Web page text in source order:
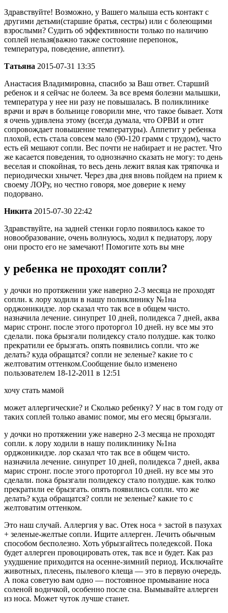
Здравствуйте! Возможно, у Вашего малыша есть контакт с
другими детьми(старшие братья, сестры) или с болеющими
взрослыми? Судить об эффективности только по наличию
соплей нельзя(важно также состояние перепонок,
температура, поведение, аппетит).
Татьяна 2015-07-31 13:35
Анастасия Владимировна, спасибо за Ваш ответ. Старший
ребенок и я сейчас не болеем. За все время болезни малышки,
температура у нее ни разу не повышалась. В поликлинике
врачи и врач в больнице говорили мне, что такое бывает. Хотя
я очень удивлена этому (всегда думала, что ОРВИ и отит
сопровождает повышение температуры). Аппетит у ребенка
плохой, есть стала совсем мало (90-120 грамм с трудом), часто
есть ей мешают сопли. Вес почти не набирает и не растет. Что
же касается поведения, то однозначно сказать не могу: то день
веселая и спокойная, то весь день лежит вялая как тряпочка и
периодически хнычет. Через два дня вновь пойдем на прием к
своему ЛОРу, но честно говоря, мое доверие к нему
подорвано.
Никита 2015-07-30 22:42
Здравствуйте, на задней стенки горло появилось какое то
новообразование, очень волнуюсь, ходил к педиатору, лору
они просто его не замечают! Помогите хоть вы мне
у ребенка не проходят сопли?
у дочки но протяжении уже наверно 2-3 месяца не проходят
сопли. к лору ходили в нашу поликлинику №1на
орджоникидзе. лор сказал что так все в общем чисто.
назначила лечение. синупрет 10 дней, полидекса 7 дней, аква
марис стронг. после этого проторгол 10 дней. ну все мы это
сделали. пока брызгали полидексу стало полудше. как толко
прекратили ее брызгать. опять появились сопли. что же
делать? куда обращатся? сопли не зеленые? какие то с
желтоватим оттенком.Сообщение было изменено
пользователем 18-12-2011 в 12:51
хочу стать мамой
может аллергические? и Сколько ребенку? У нас в том году от
таких соплей только авамис помог, мы его месяц брызгали.
у дочки но протяжении уже наверно 2-3 месяца не проходят
сопли. к лору ходили в нашу поликлинику №1на
орджоникидзе. лор сказал что так все в общем чисто.
назначила лечение. синупрет 10 дней, полидекса 7 дней, аква
марис стронг. после этого проторгол 10 дней. ну все мы это
сделали. пока брызгали полидексу стало полудше. как толко
прекратили ее брызгать. опять появились сопли. что же
делать? куда обращатся? сопли не зеленые? какие то с
желтоватим оттенком.
Это наш случай. Аллергия у вас. Отек носа + застой в пазухах
+ зеленые-желтые сопли. Ищите аллерген. Лечить обычным
способом бесполезно. Хоть убрызгайтесь поледексой. Пока
будет аллерген провоцировать отек, так все и будет. Как раз
ухудшение приходится на осенне-зимний период. Исключайте
животных, плесень, пылевого клеща — это в первую очередь.
А пока советую вам одно — постоянное промывание носа
соленой водичкой, особенно после сна. Вымывайте аллерген
из носа. Может чуток лучше станет.